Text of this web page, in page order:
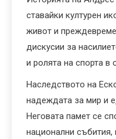
ставайки културен
живот и
дискусии за
и ролята на спорта в
Наследството на
надеждата за мир и
Неговата памет се
национални събития,